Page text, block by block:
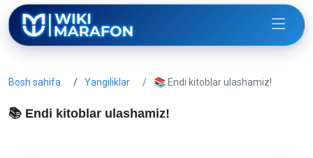
Bosh sahifa Yangiliklar 📚 Endi kitoblar ulashamiz!
📚 Endi kitoblar ulashamiz!